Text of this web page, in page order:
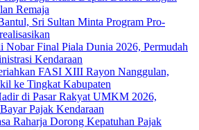
Remaja
Sri Sultan Minta Program Pro-
Final Piala Dunia 2026, Permudah
Kendaraan
FASI XIII Rayon Nanggulan,
ke Tingkat Kabupaten
di Pasar Rakyat UMKM 2026,
Pajak Kendaraan
Raharja Dorong Kepatuhan Pajak